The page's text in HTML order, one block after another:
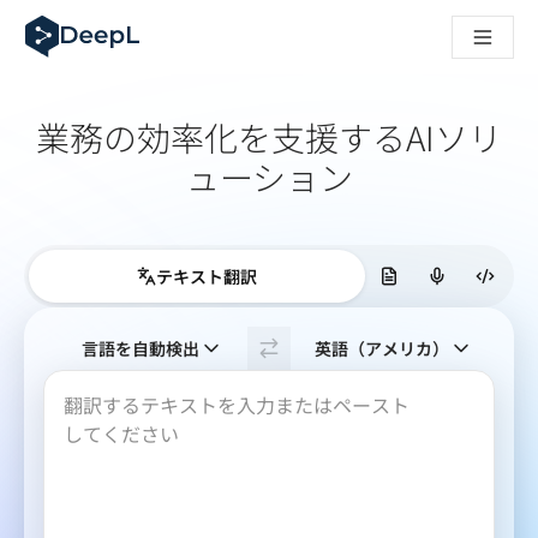
AIエージェント向けDeepL
DeepL Translation Flow：主要なユースケースや連携機能
Translation Flowのご紹介：あらゆるチームの翻訳ワー
エンタープライズ向け言語AIの信頼性を読み解く
DeepLにおける翻訳品質評価の構築方法
Building an instantly accessible voice demo with DeepL
業務の効率化を​支援するAI​ソリ
ューション
テキスト翻訳
原文の言語を選んでください。次の言語が選択され
言語を自動検出 英語（アメリカ）